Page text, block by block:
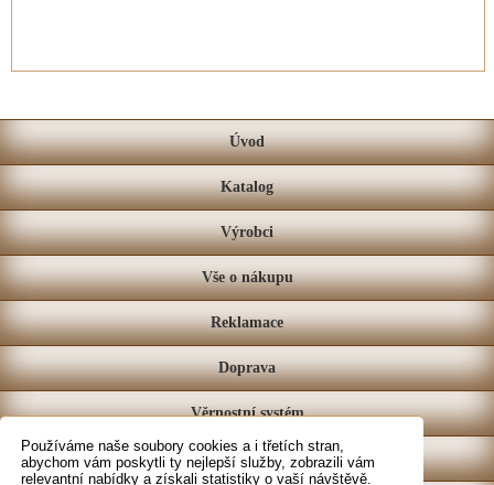
Používáme naše soubory cookies a i třetích stran,
abychom vám poskytli ty nejlepší služby, zobrazili vám
relevantní nabídky a získali statistiky o vaší návštěvě.
Úvod
Katalog
Výrobci
Vše o nákupu
Reklamace
Doprava
Věrnostní systém
Prodejna